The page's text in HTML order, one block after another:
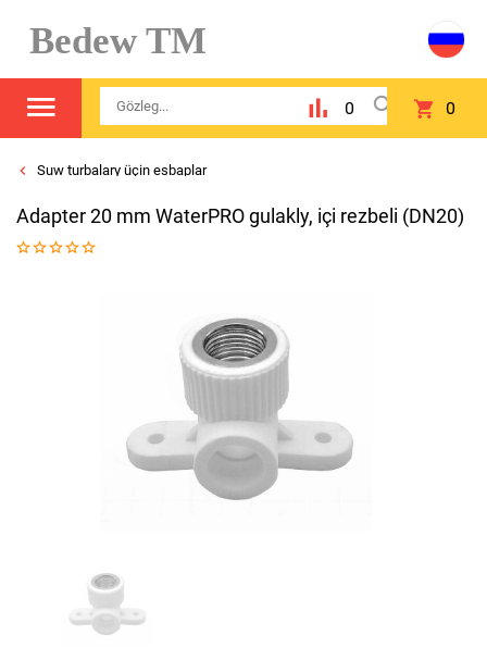
Bedew TM
0 0
Suw turbalary üçin esbaplar
Adapter 20 mm WaterPRO gulakly, içi rezbeli (DN20)